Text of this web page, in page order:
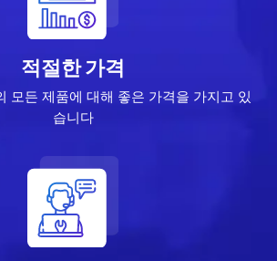
적절한 가격
모든 제품에 대해 좋은 가격을 가지고 있
습니다